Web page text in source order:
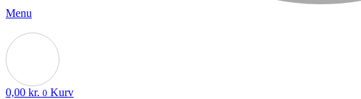
Menu
0,00 kr. 0 Kurv